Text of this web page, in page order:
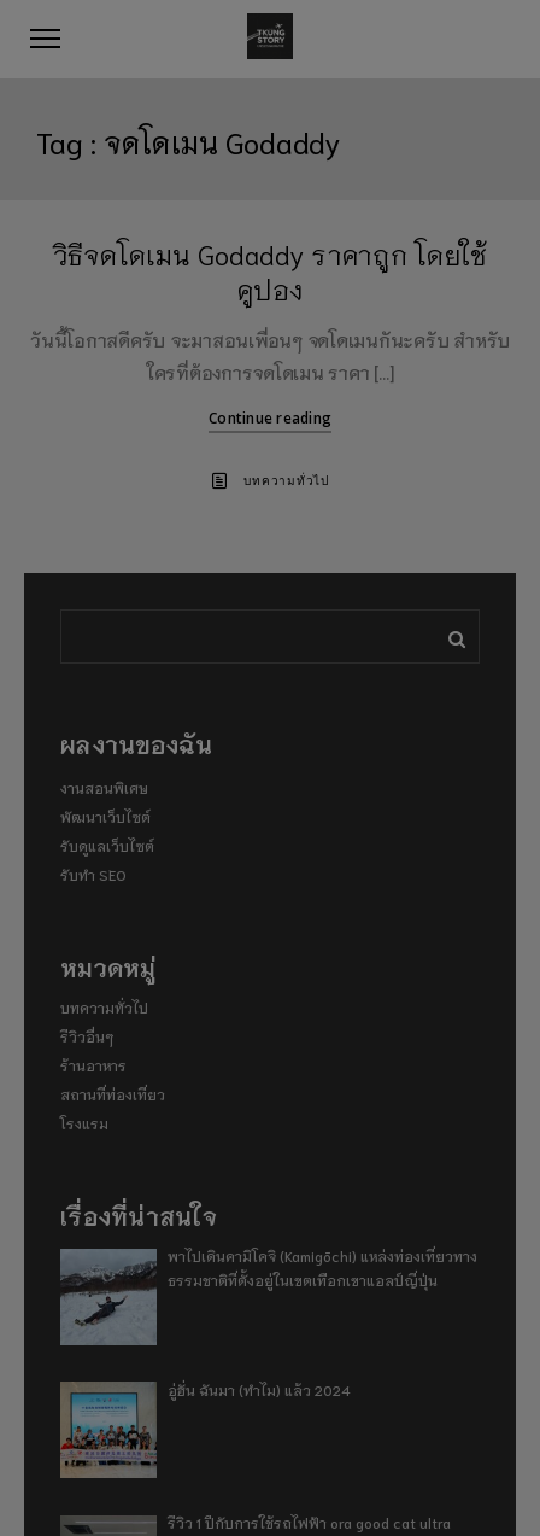
Tag : จดโดเมน Godaddy
วิธีจดโดเมน Godaddy ราคาถูก โดยใช้
คูปอง
วันนี้โอกาสดีครับ จะมาสอนเพื่อนๆ จดโดเมนกันะครับ สำหรับ
ใครที่ต้องการจดโดเมน ราคา […]
Continue reading
บทความทั่วไป
ผลงานของฉัน
งานสอนพิเศษ
พัฒนาเว็บไซต์
รับดูแลเว็บไซต์
รับทำ SEO
หมวดหมู่
บทความทั่วไป
รีวิวอื่นๆ
ร้านอาหาร
สถานที่ท่องเที่ยว
โรงแรม
เรื่องที่น่าสนใจ
พาไปเดินคามิโคจิ (Kamigōchi) แหล่งท่องเที่ยวทาง
ธรรมชาติที่ตั้งอยู่ในเขตเทือกเขาแอลป์ญี่ปุ่น
อู่ฮั่น ฉันมา (ทำไม) แล้ว 2024
รีวิว 1 ปีกับการใช้รถไฟฟ้า ora good cat ultra